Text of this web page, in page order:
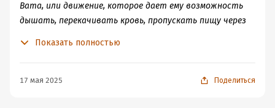
Вата, или движение, которое дает ему возможность
дышать, перекачивать кровь, пропускать пищу через
воздуха и воды во внутренних органах. Оно должно
Показать полностью
17 мая 2025 Поделиться